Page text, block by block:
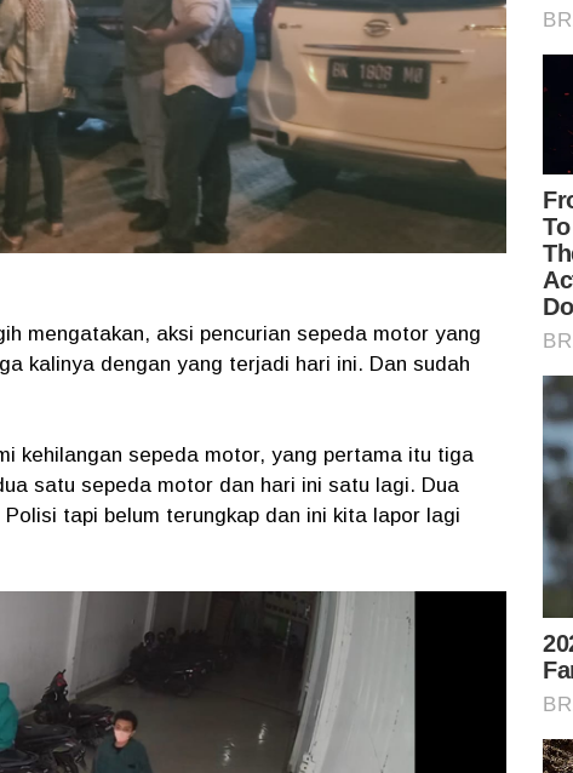
mengatakan, aksi pencurian sepeda motor yang
kalinya dengan yang terjadi hari ini. Dan sudah
kehilangan sepeda motor, yang pertama itu tiga
satu sepeda motor dan hari ini satu lagi. Dua
tapi belum terungkap dan ini kita lapor lagi